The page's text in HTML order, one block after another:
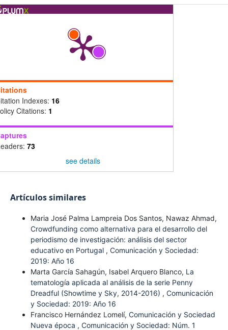
Indexes: 16
Citations: 1
73
see details
Artículos similares
Maria José Palma Lampreia Dos Santos, Nawaz Ahmad,
Crowdfunding como alternativa para el desarrollo del
periodismo de investigación: análisis del sector
educativo en Portugal , Comunicación y Sociedad:
2019: Año 16
Marta García Sahagún, Isabel Arquero Blanco, La
tematología aplicada al análisis de la serie Penny
Dreadful (Showtime y Sky, 2014-2016) , Comunicación
y Sociedad: 2019: Año 16
Francisco Hernández Lomelí, Comunicación y Sociedad
Nueva época , Comunicación y Sociedad: Núm. 1